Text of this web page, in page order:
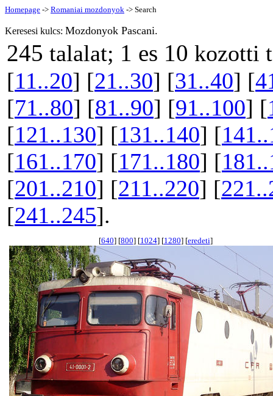
Homepage -> Romaniai mozdonyok -> Search
Keresesi kulcs: Mozdonyok Pascani.
245 talalat; 1 es 10 kozotti
[11..20] [21..30] [31..40] [
[71..80] [81..90] [91..100] [
[121..130] [131..140] [
[161..170] [171..180] [
[201..210] [211..220] [
[241..245].
[640] [800] [1024] [1280] [eredeti]